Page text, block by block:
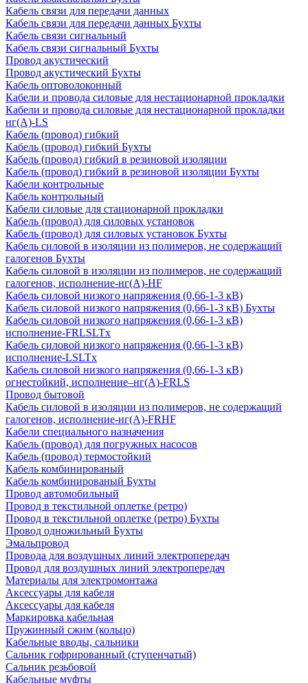
Кабель связи для передачи данных
Кабель связи для передачи данных Бухты
Кабель связи сигнальный
Кабель связи сигнальный Бухты
Провод акустический
Провод акустический Бухты
Кабель оптоволоконный
Кабели и провода силовые для нестационарной прокладки
Кабели и провода силовые для нестационарной прокладки
нг(А)-LS
Кабель (провод) гибкий
Кабель (провод) гибкий Бухты
Кабель (провод) гибкий в резиновой изоляции
Кабель (провод) гибкий в резиновой изоляции Бухты
Кабели контрольные
Кабель контрольный
Кабели силовые для стационарной прокладки
Кабель (провод) для силовых установок
Кабель (провод) для силовых установок Бухты
Кабель силовой в изоляции из полимеров, не содержащий
галогенов Бухты
Кабель силовой в изоляции из полимеров, не содержащий
галогенов, исполнение-нг(А)-HF
Кабель силовой низкого напряжения (0,66-1-3 кВ)
Кабель силовой низкого напряжения (0,66-1-3 кВ) Бухты
Кабель силовой низкого напряжения (0,66-1-3 кВ)
исполнение-FRLSLTx
Кабель силовой низкого напряжения (0,66-1-3 кВ)
исполнение-LSLTx
Кабель силовой низкого напряжения (0,66-1-3 кВ)
огнестойкий, исполнение–нг(А)-FRLS
Провод бытовой
Кабель силовой в изоляции из полимеров, не содержащий
галогенов, исполнение-нг(А)-FRHF
Кабели специального назначения
Кабель (провод) для погружных насосов
Кабель (провод) термостойкий
Кабель комбинированый
Кабель комбинированый Бухты
Провод автомобильный
Провод в текстильной оплетке (ретро)
Провод в текстильной оплетке (ретро) Бухты
Провод одножильный Бухты
Эмальпровод
Провода для воздушных линий электропередач
Провод для воздушных линий электропередач
Материалы для электромонтажа
Аксессуары для кабеля
Аксессуары для кабеля
Маркировка кабельная
Пружинный сжим (кольцо)
Кабельные вводы, сальники
Сальник гофрированный (ступенчатый)
Сальник резьбовой
Кабельные муфты